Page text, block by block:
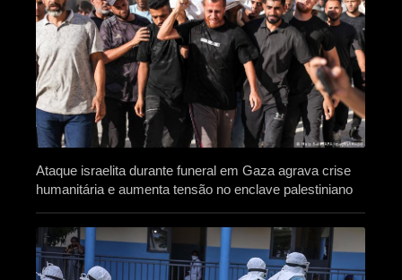
Ataque israelita durante funeral em Gaza agrava crise
humanitária e aumenta tensão no enclave palestiniano